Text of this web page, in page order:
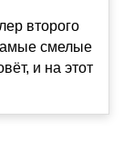
второго
смелые
и на этот